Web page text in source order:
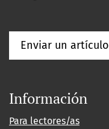
Enviar un artículo
Información
Para lectores/as